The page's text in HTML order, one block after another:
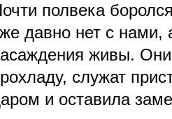
полвека
давно нет с
живы.
служат
и оставила